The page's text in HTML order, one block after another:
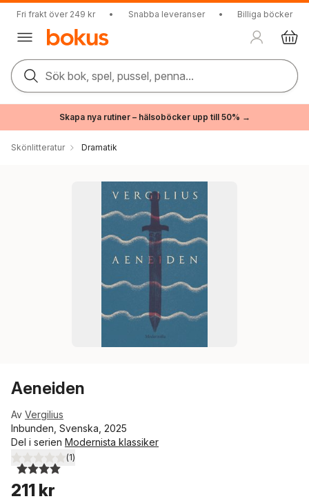
Fri frakt över 249 kr • Snabba leveranser • Billiga böcker
Sök bok, spel, pussel, penna...
Skapa nya rutiner – hälsoböcker upp till 50% →
Skönlitteratur Dramatik
Aeneiden
Av Vergilius
Inbunden, Svenska, 2025
Del i serien Modernista klassiker
4,0utav 5 stjärnor. Totalt antal röster:
(1)
211 kr